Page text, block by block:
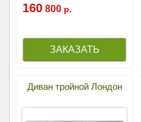
160 800 р.
Диван тройной Лондон